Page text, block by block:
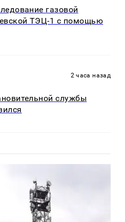
газовой
ТЭЦ-1 с помощью
2 часа назад
службы